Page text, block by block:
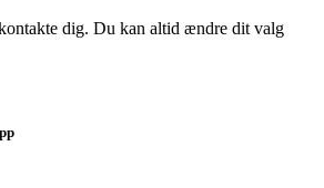
dig. Du kan altid ændre dit valg